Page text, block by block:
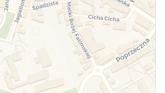
WYŚLIJ